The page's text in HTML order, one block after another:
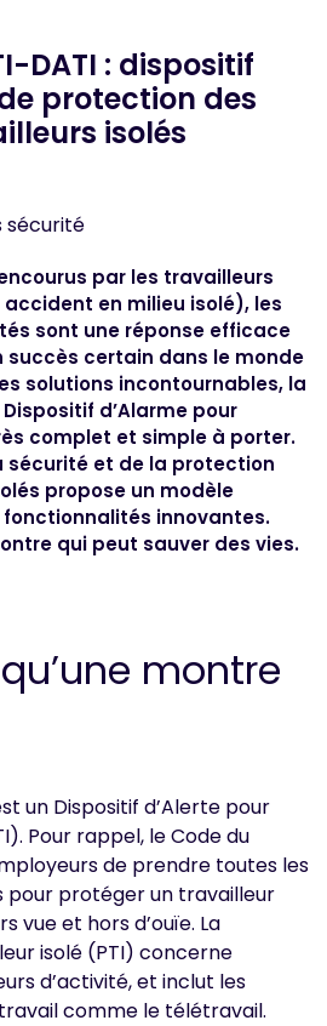
DATI : dispositif
protection des
isolés
sécurité
par les travailleurs
en milieu isolé), les
sont une réponse efficace
succès certain dans le monde
solutions incontournables, la
d’Alarme pour
complet et simple à porter.
sécurité et de la protection
propose un modèle
innovantes.
qui peut sauver des vies.
montre
un Dispositif d’Alerte pour
Pour rappel, le Code du
de prendre toutes les
pour protéger un travailleur
vue et hors d’ouïe. La
isolé (PTI) concerne
d’activité, et inclut les
comme le télétravail.